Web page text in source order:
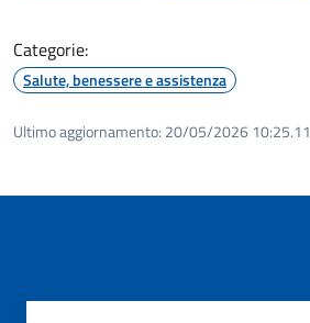
Categorie:
Salute, benessere e assistenza
Ultimo aggiornamento: 20/05/2026 10:25.11